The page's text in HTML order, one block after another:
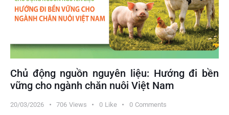
Chủ động nguồn nguyên liệu: Hướng đi bền
vững cho ngành chăn nuôi Việt Nam
20/03/2026 706 Views 0 Like 0 Comments